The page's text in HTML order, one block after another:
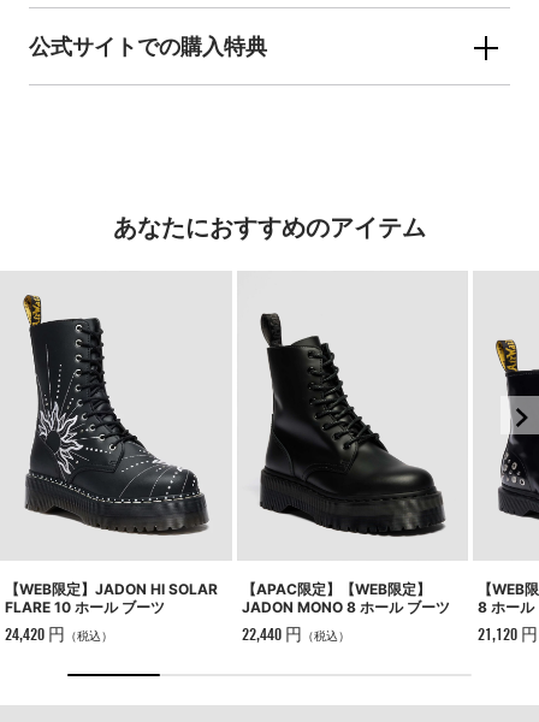
公式サイトでの購入特典
あなたにおすすめのアイテム
【WEB限定】JADON HI SOLAR
FLARE 10 ホール ブーツ
24,420 円 （税込）
【APAC限定】【WEB限定】
JADON MONO 8 ホール ブーツ
22,440 円 （税込）
【WEB
8 ホール
21,120 円